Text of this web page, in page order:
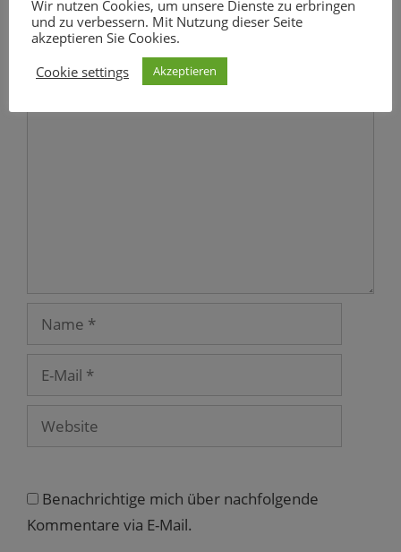
Schreibe einen Kommentar
Mail
Benachrichtige mich über nachfolgende
Kommentare via E-Mail.
Wir nutzen Cookies, um unsere Dienste zu erbringen
und zu verbessern. Mit Nutzung dieser Seite
akzeptieren Sie Cookies.
Cookie settings
Akzeptieren